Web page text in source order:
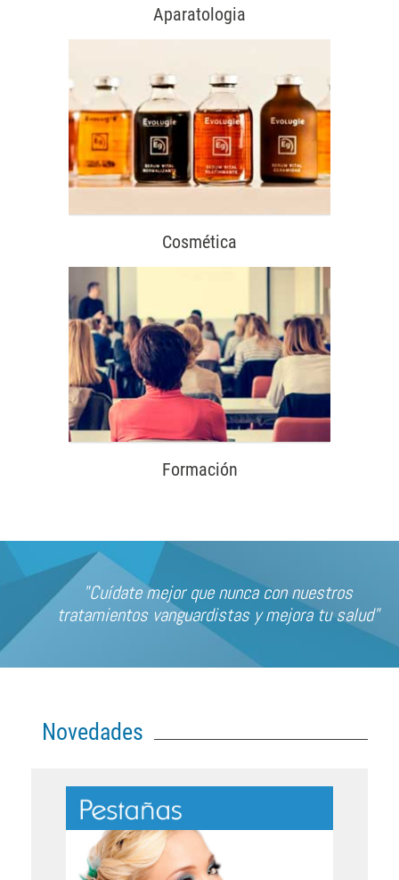
Aparatologia
Cosmética
Formación
"Cuídate mejor que nunca con nuestros
tratamientos vanguardistas y mejora tu salud"
Novedades